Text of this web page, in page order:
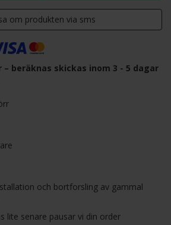
om produkten via sms
beräknas skickas inom 3 - 5 dagar
och bortforsling av gammal
lite senare pausar vi din order